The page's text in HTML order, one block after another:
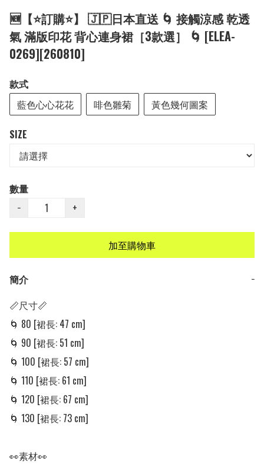
🆕【⭐訂購⭐】 🇯🇵日本直送 🌀 接觸涼感 乾透
氣 滿版印花 背心連身裙［3款選］ 🌀 [ELEA-
0269][260810]
款式
藍色心心花花
啡色雛菊 黃色幾何圖案
SIZE
數量
−
+
加至購物車
簡介
−
📏尺寸📏
🌀 80 [裙長: 47 cm]
🌀 90 [裙長: 51 cm]
🌀 100 [裙長: 57 cm]
🌀 110 [裙長: 61 cm]
🌀 120 [裙長: 67 cm]
🌀 130 [裙長: 73 cm]
👀素材👀